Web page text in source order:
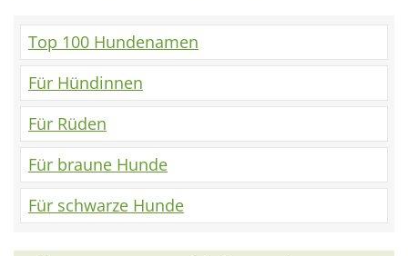
Top 100 Hundenamen
Für Hündinnen
Für Rüden
Für braune Hunde
Für schwarze Hunde